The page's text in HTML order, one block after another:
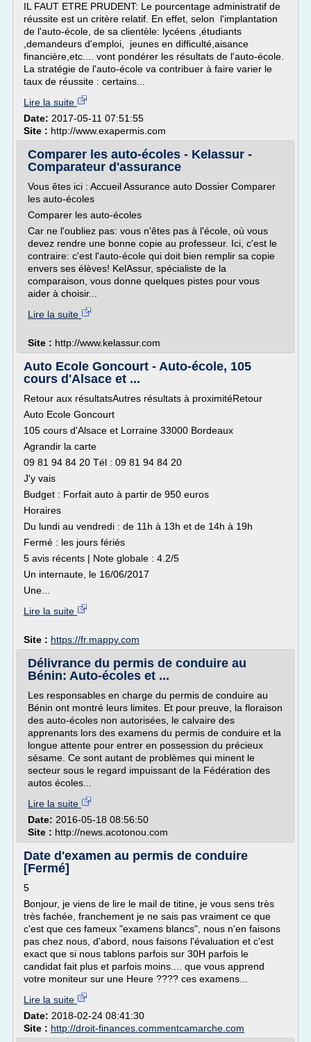
IL FAUT ETRE PRUDENT: Le pourcentage administratif de
réussite est un critère relatif. En effet, selon l'implantation
de l'auto-école, de sa clientèle: lycéens ,étudiants
,demandeurs d'emploi, jeunes en difficulté,aisance
financière,etc.... vont pondérer les résultats de l'auto-école.
La stratégie de l'auto-école va contribuer à faire varier le
taux de réussite : certains...
Lire la suite
Date: 2017-05-11 07:51:55
Site : http://www.exapermis.com
Comparer les auto-écoles - Kelassur -
Comparateur d'assurance
Vous êtes ici : Accueil Assurance auto Dossier Comparer
les auto-écoles
Comparer les auto-écoles
Car ne l'oubliez pas: vous n'êtes pas à l'école, où vous
devez rendre une bonne copie au professeur. Ici, c'est le
contraire: c'est l'auto-école qui doit bien remplir sa copie
envers ses élèves! KelAssur, spécialiste de la
comparaison, vous donne quelques pistes pour vous
aider à choisir...
Lire la suite
Site : http://www.kelassur.com
Auto Ecole Goncourt - Auto-école, 105
cours d'Alsace et ...
Retour aux résultatsAutres résultats à proximitéRetour
Auto Ecole Goncourt
105 cours d'Alsace et Lorraine 33000 Bordeaux
Agrandir la carte
09 81 94 84 20 Tél : 09 81 94 84 20
J'y vais
Budget : Forfait auto à partir de 950 euros
Horaires
Du lundi au vendredi : de 11h à 13h et de 14h à 19h
Fermé : les jours fériés
5 avis récents | Note globale : 4.2/5
Un internaute, le 16/06/2017
Une...
Lire la suite
Site : https://fr.mappy.com
Délivrance du permis de conduire au
Bénin: Auto-écoles et ...
Les responsables en charge du permis de conduire au
Bénin ont montré leurs limites. Et pour preuve, la floraison
des auto-écoles non autorisées, le calvaire des
apprenants lors des examens du permis de conduire et la
longue attente pour entrer en possession du précieux
sésame. Ce sont autant de problèmes qui minent le
secteur sous le regard impuissant de la Fédération des
autos écoles...
Lire la suite
Date: 2016-05-18 08:56:50
Site : http://news.acotonou.com
Date d'examen au permis de conduire
[Fermé]
5
Bonjour, je viens de lire le mail de titine, je vous sens très
très fachée, franchement je ne sais pas vraiment ce que
c'est que ces fameux "examens blancs", nous n'en faisons
pas chez nous, d'abord, nous faisons l'évaluation et c'est
exact que si nous tablons parfois sur 30H parfois le
candidat fait plus et parfois moins.... que vous apprend
votre moniteur sur une Heure ???? ces examens...
Lire la suite
Date: 2018-02-24 08:41:30
Site : http://droit-finances.commentcamarche.com